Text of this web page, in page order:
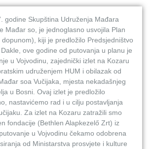
godine Skupština Udruženja Mađara
Mađar so, je jednoglasno usvojila Plan
kiji je predložilo Predsjedništvo
ove godine od putovanja u planu je
u Vojvodinu, zajednički izlet na Kozaru
udruženjem HUM i obilazak od
soa Vučijaka, mjesta nekadašnjeg
u Bosni. Ovaj izlet je predložilo
nastavićemo rad i u cilju postavljanja
Za izlet na Kozaru zatražili smo
fondacije (Bethlen Alapkezelő Zrt) iz
u Vojvodinu čekamo odobrena
od Ministarstva prosvjete i kulture